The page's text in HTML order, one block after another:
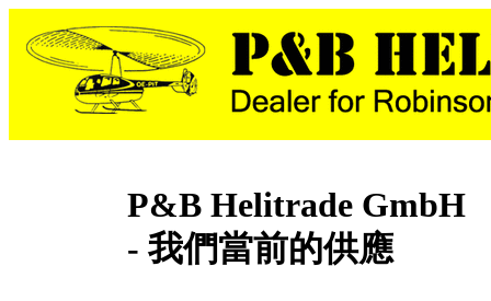
P&B Helitrade GmbH
- 我們當前的供應